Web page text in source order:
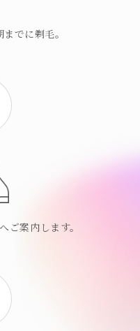
でに剃毛。
ご案内します。